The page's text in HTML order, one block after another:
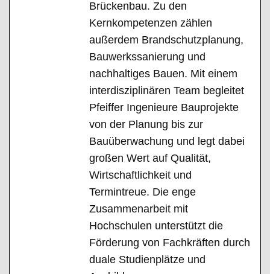
Brückenbau. Zu den
Kernkompetenzen zählen
außerdem Brandschutzplanung,
Bauwerkssanierung und
nachhaltiges Bauen. Mit einem
interdisziplinären Team begleitet
Pfeiffer Ingenieure Bauprojekte
von der Planung bis zur
Bauüberwachung und legt dabei
großen Wert auf Qualität,
Wirtschaftlichkeit und
Termintreue. Die enge
Zusammenarbeit mit
Hochschulen unterstützt die
Förderung von Fachkräften durch
duale Studienplätze und